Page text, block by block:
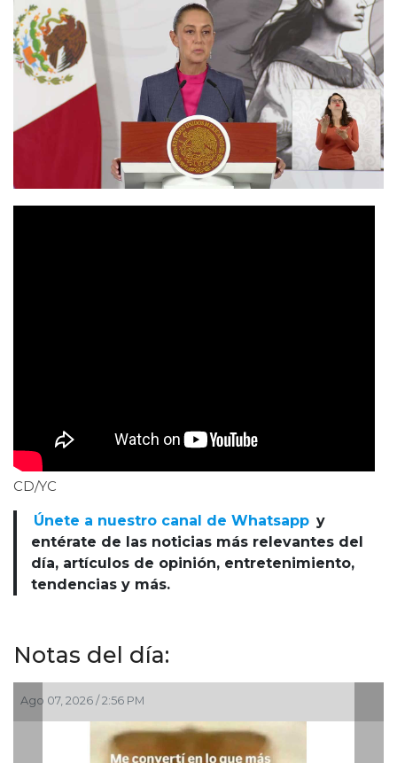
CD/YC
Únete a nuestro canal de Whatsapp y
entérate de las noticias más relevantes del
día, artículos de opinión, entretenimiento,
tendencias y más.
Notas del día:
Ago 07, 2026 / 2:56 PM